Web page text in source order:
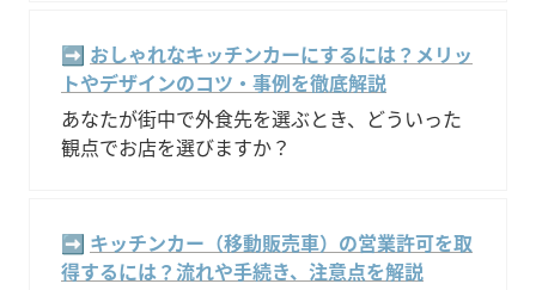
➡️ おしゃれなキッチンカーにするには？メリッ
トやデザインのコツ・事例を徹底解説
あなたが街中で外食先を選ぶとき、どういった
観点でお店を選びますか？
➡️ キッチンカー（移動販売車）の営業許可を取
得するには？流れや手続き、注意点を解説